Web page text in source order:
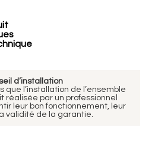
d’installation
que l’installation de l’ensemble
réalisée par un professionnel
leur bon fonctionnement, leur
validité de la garantie.